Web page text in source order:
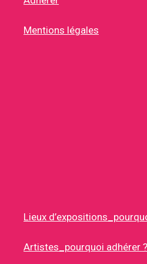
Mentions légales
Lieux
Artistes_pourquoi adhérer ?